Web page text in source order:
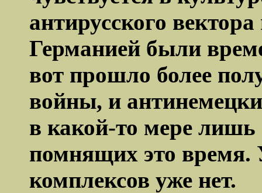
антирусского
Германией были
вот прошло более
войны, и
в какой-то мере
помнящих это время.
комплексов уже нет.